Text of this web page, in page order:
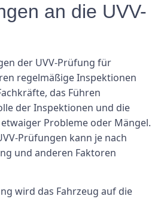
an die UVV-
der UVV-Prüfung für
regelmäßige Inspektionen
das Führen
der Inspektionen und die
Probleme oder Mängel.
Prüfungen kann je nach
und anderen Faktoren
wird das Fahrzeug auf die